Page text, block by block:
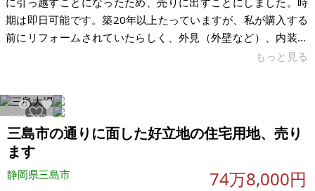
期は即日可能です。築20年以上たっていますが、私が購入する
前にリフォームされていたらしく、外見（外壁など）、内装ふ
ちょっとしたバーベキューなど楽しめます。駐車場も最大3台停
められます。近くに温泉とゴルフ場、人気のケーキ店などがあ
ります。町内会も比較的年齢が若く、やる気のある人々です。
毎年夏には公園でお
もっと見る
1407981
三島市の通りに面した好立地の住宅用地、売り
ます
静岡県三島市 74万8,000円